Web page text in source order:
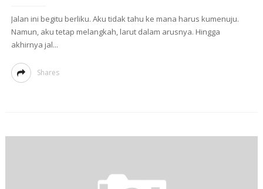
Jalan ini begitu berliku. Aku tidak tahu ke mana harus kumenuju.
Namun, aku tetap melangkah, larut dalam arusnya. Hingga
akhirnya jal...
Shares